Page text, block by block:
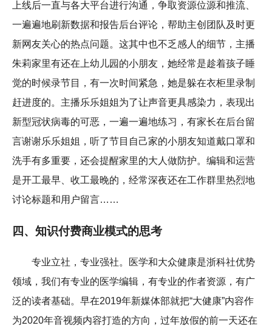
上线后一直与各大平台进行沟通，争取资源位源和推流、
一遍遍地刷新数据和报告后台评论，帮助主创团队及时更
新网友关心的热点问题。这其中也不乏感人的细节，主播
朱莉家里有还在上幼儿园的小朋友，她经常是趁着孩子睡
觉的时候录节目，有一次时间紧急，她是躲在衣柜里录制
赶进度的。主播乐乐姐姐为了让声音更具感染力，表现出
新型冠状病毒的可恶，一遍一遍地练习，有家长在后台留
言谢谢乐乐姐姐，听了节目自己家的小朋友知道戴口罩和
洗手有多重要，还会提醒家里的大人做防护。编辑和运营
是开工最早、收工最晚的，经常深夜还在工作群里热烈地
讨论标题和用户留言……
四、知识付费商业模式的思考
专业立社，专业强社。医学和大众健康是浙科社优势
领域，我们有专业的医学编辑，有专业的作者资源，有广
泛的读者基础。早在2019年新媒体部就把“大健康”内容作
为2020年音视频内容打造的方向，过年放假的前一天还在